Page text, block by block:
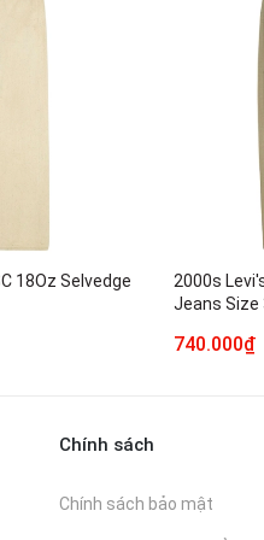
18Oz Selvedge
2000s
Jeans Size
740.000₫
Chính sách
Chính sách bảo mật